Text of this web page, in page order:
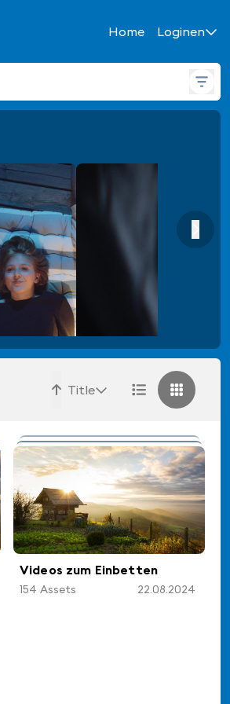
Home Loginen
Title
Videos zum Einbetten
154 Assets 22.08.2024